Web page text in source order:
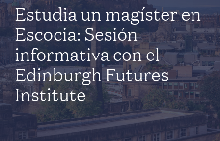
Estudia un magíster en
Escocia: Sesión
informativa con el
Edinburgh Futures
Institute